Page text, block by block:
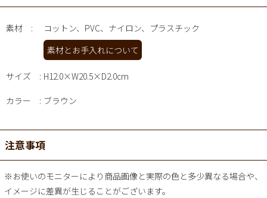
素材
コットン、PVC、ナイロン、プラスチック
素材とお手入れについて
サイズ H12.0×W20.5×D2.0cm
カラー ブラウン
注意事項
※お使いのモニターにより商品画像と実際の色と多少異なる場合や、
イメージに差異が生じることがございます。